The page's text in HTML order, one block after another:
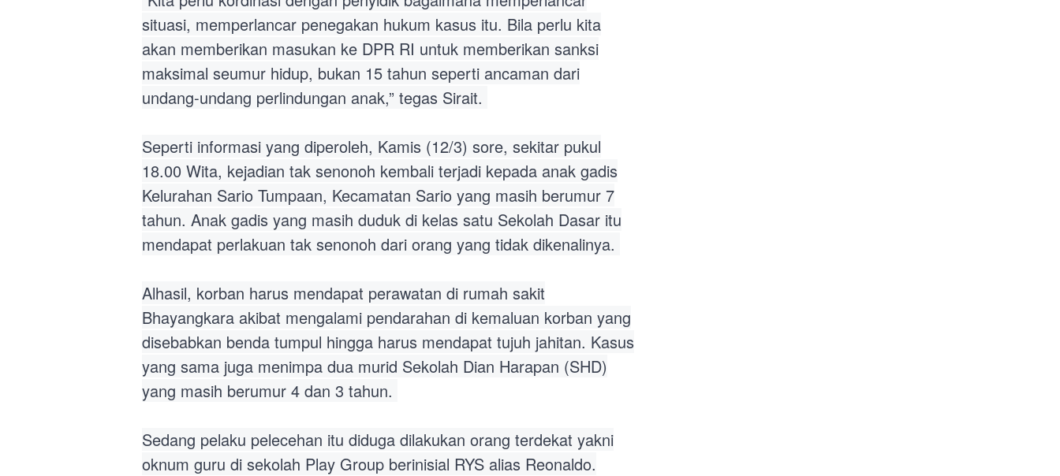
situasi, memperlancar penegakan hukum kasus itu. Bila perlu kita
akan memberikan masukan ke DPR RI untuk memberikan sanksi
maksimal seumur hidup, bukan 15 tahun seperti ancaman dari
undang-undang perlindungan anak,” tegas Sirait.
Seperti informasi yang diperoleh, Kamis (12/3) sore, sekitar pukul
18.00 Wita, kejadian tak senonoh kembali terjadi kepada anak gadis
Kelurahan Sario Tumpaan, Kecamatan Sario yang masih berumur 7
tahun. Anak gadis yang masih duduk di kelas satu Sekolah Dasar itu
mendapat perlakuan tak senonoh dari orang yang tidak dikenalinya.
Alhasil, korban harus mendapat perawatan di rumah sakit
Bhayangkara akibat mengalami pendarahan di kemaluan korban yang
disebabkan benda tumpul hingga harus mendapat tujuh jahitan. Kasus
yang sama juga menimpa dua murid Sekolah Dian Harapan (SHD)
yang masih berumur 4 dan 3 tahun.
Sedang pelaku pelecehan itu diduga dilakukan orang terdekat yakni
oknum guru di sekolah Play Group berinisial RYS alias Reonaldo.